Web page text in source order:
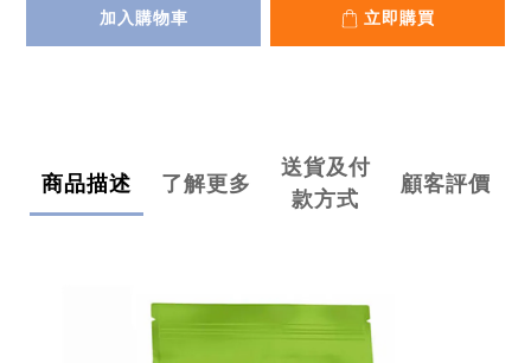
加入購物車 立即購買
商品描述 了解更多
送貨及付
款方式
顧客評價